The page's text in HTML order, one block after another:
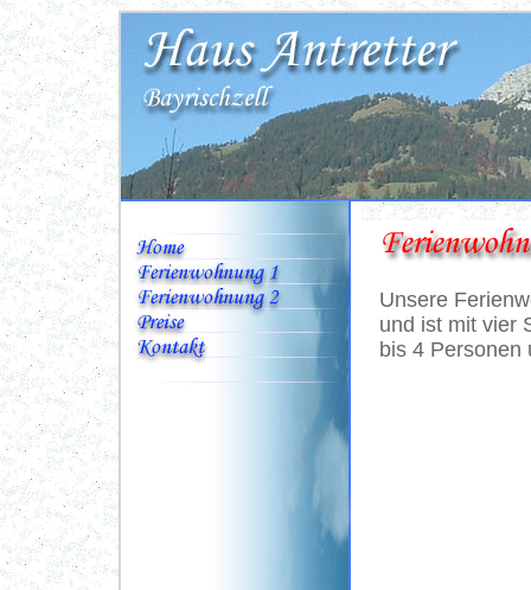
Unsere
und ist mit vier
bis 4 Personen